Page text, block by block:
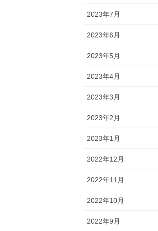
2023年7月
2023年6月
2023年5月
2023年4月
2023年3月
2023年2月
2023年1月
2022年12月
2022年11月
2022年10月
2022年9月